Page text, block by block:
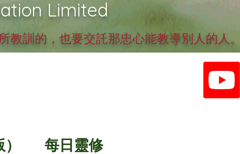
Limited
教訓的，也要交託那忠心能教導別人的人
每日靈修